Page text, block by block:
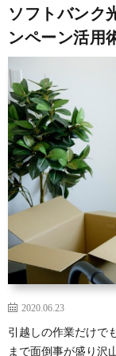
ソフトバンク
ンペーン活用
2020.06.23
引越しの作業だけで
まで面倒事が盛り沢